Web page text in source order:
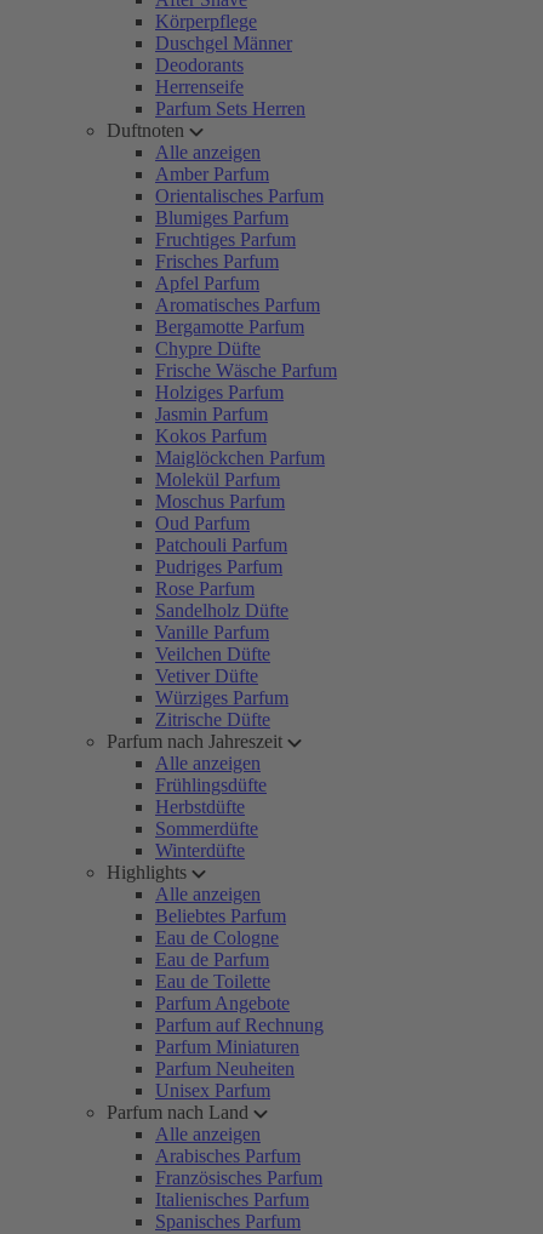
Körperpflege
Duschgel Männer
Deodorants
Herrenseife
Parfum Sets Herren
Duftnoten
Alle anzeigen
Amber Parfum
Orientalisches Parfum
Blumiges Parfum
Fruchtiges Parfum
Frisches Parfum
Apfel Parfum
Aromatisches Parfum
Bergamotte Parfum
Chypre Düfte
Frische Wäsche Parfum
Holziges Parfum
Jasmin Parfum
Kokos Parfum
Maiglöckchen Parfum
Molekül Parfum
Moschus Parfum
Oud Parfum
Patchouli Parfum
Pudriges Parfum
Rose Parfum
Sandelholz Düfte
Vanille Parfum
Veilchen Düfte
Vetiver Düfte
Würziges Parfum
Zitrische Düfte
Parfum nach Jahreszeit
Alle anzeigen
Frühlingsdüfte
Herbstdüfte
Sommerdüfte
Winterdüfte
Highlights
Alle anzeigen
Beliebtes Parfum
Eau de Cologne
Eau de Parfum
Eau de Toilette
Parfum Angebote
Parfum auf Rechnung
Parfum Miniaturen
Parfum Neuheiten
Unisex Parfum
Parfum nach Land
Alle anzeigen
Arabisches Parfum
Französisches Parfum
Italienisches Parfum
Spanisches Parfum